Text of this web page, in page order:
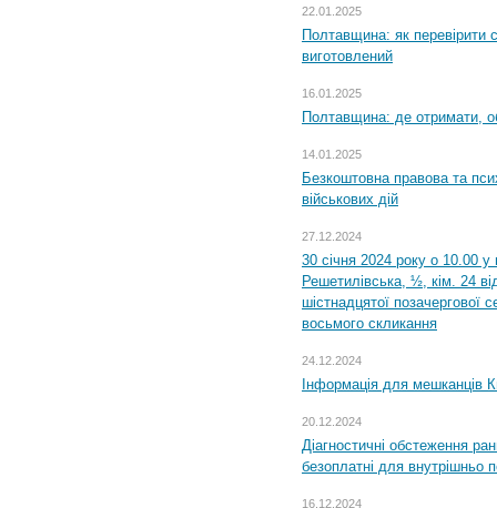
22.01.2025
Полтавщина: як перевірити
виготовлений
16.01.2025
Полтавщина: де отримати,
14.01.2025
Безкоштовна правова та
військових дій
27.12.2024
30 січня 2024 року о 10.00 у
Решетилівська, ½, кім. 24
шістнадцятої позачергової
восьмого скликання
24.12.2024
Інформація для мешканців
20.12.2024
Діагностичні обстеження
безоплатні для внутрішньо
16.12.2024